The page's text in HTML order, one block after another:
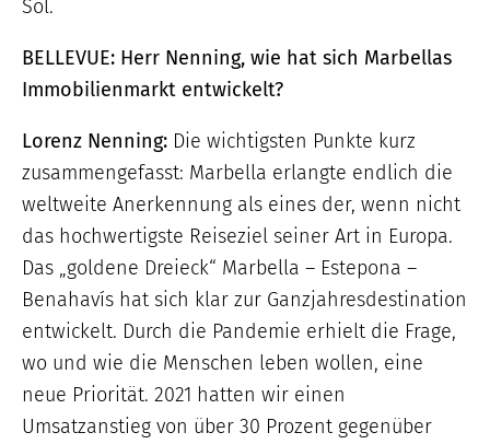
Sol.
BELLEVUE: Herr Nenning, wie hat sich Marbellas
Immobilienmarkt entwickelt?
Lorenz Nenning: Die wichtigsten Punkte kurz
zusammengefasst: Marbella erlangte endlich die
weltweite Anerkennung als eines der, wenn nicht
das hochwertigste Reiseziel seiner Art in Europa.
Das „goldene Dreieck“ Marbella – Estepona –
Benahavís hat sich klar zur Ganzjahresdestination
entwickelt. Durch die Pandemie erhielt die Frage,
wo und wie die Menschen leben wollen, eine
neue Priorität. 2021 hatten wir einen
Umsatzanstieg von über 30 Prozent gegenüber